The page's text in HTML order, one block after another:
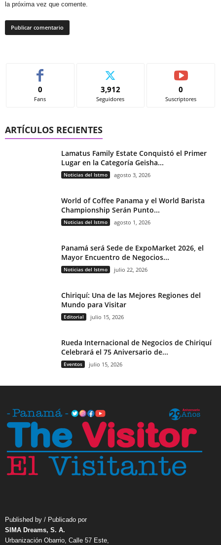
la próxima vez que comente.
0
Fans
3,912
Seguidores
0
Suscriptores
ARTÍCULOS RECIENTES
Lamatus Family Estate Conquistó el Primer
Lugar en la Categoría Geisha...
Noticias del Istmo agosto 3, 2026
World of Coffee Panama y el World Barista
Championship Serán Punto...
Noticias del Istmo agosto 1, 2026
Panamá será Sede de ExpoMarket 2026, el
Mayor Encuentro de Negocios...
Noticias del Istmo julio 22, 2026
Chiriquí: Una de las Mejores Regiones del
Mundo para Visitar
Editorial julio 15, 2026
Rueda Internacional de Negocios de Chiriquí
Celebrará el 75 Aniversario de...
Eventos julio 15, 2026
Published by / Publicado por
SIMA Dreams, S. A.
Urbanización Obarrio, Calle 57 Este,